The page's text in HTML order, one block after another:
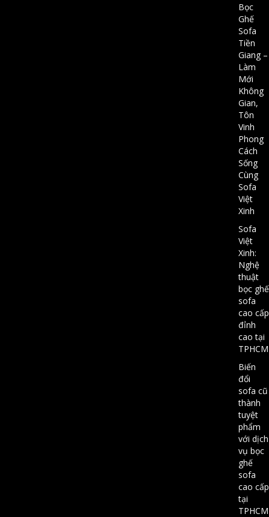
Bọc
Ghế
Sofa
Tiền
Giang –
Làm
Mới
Không
Gian,
Tôn
Vinh
Phong
Cách
Sống
Cùng
Sofa
Việt
Xinh
Sofa
Việt
Xinh:
Nghệ
thuật
bọc ghế
sofa
cao cấp
đỉnh
cao tại
TPHCM
Biến
đổi
sofa cũ
thành
tuyệt
phẩm
với dịch
vụ bọc
ghế
sofa
cao cấp
tại
TPHCM